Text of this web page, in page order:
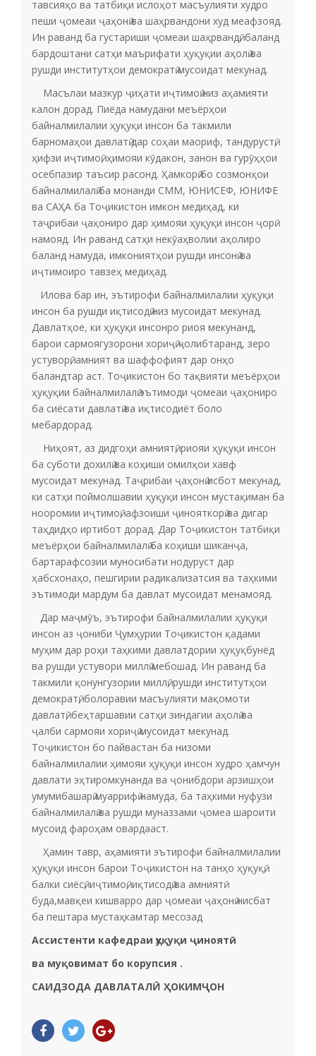
тавсияҳо ва татбиқи ислоҳот масъулияти худро
пеши ҷомеаи ҷаҳонӣ ва шаҳрвандони худ меафзояд.
Ин раванд ба густариши ҷомеаи шаҳрвандӣ, баланд
бардоштани сатҳи маърифати ҳуқуқии аҳолӣ ва
рушди институтҳои демократӣ мусоидат мекунад.
Масълаи мазкур ҷиҳати иҷтимоӣ низ аҳамияти
калон дорад. Пиёда намудани меъёрҳои
байналмилалии ҳуқуқи инсон ба такмили
барномаҳои давлатӣ дар соҳаи маориф, тандурустӣ,
ҳифзи иҷтимоӣ, ҳимояи кӯдакон, занон ва гурӯҳҳои
осебпазир таъсир расонд. Ҳамкорӣ бо созмонҳои
байналмилалӣ ба монанди СММ, ЮНИСЕФ, ЮНИФЕ
ва САҲА ба Тоҷикистон имкон медиҳад, ки
таҷрибаи ҷаҳониро дар ҳимояи ҳуқуқи инсон ҷорӣ
намояд. Ин раванд сатҳи некӯаҳволии аҳолиро
баланд намуда, имкониятҳои рушди инсонӣ ва
иҷтимоиро тавзеҳ медиҳад.
Илова бар ин, эътирофи байналмилалии ҳуқуқи
инсон ба рушди иқтисодӣ низ мусоидат мекунад.
Давлатҳое, ки ҳуқуқи инсонро риоя мекунанд,
барои сармоягузорони хориҷӣ ҷолибтаранд, зеро
устуворӣ, амният ва шаффофият дар онҳо
баландтар аст. Тоҷикистон бо тақвияти меъёрҳои
ҳуқуқии байналмилалӣ эътимоди ҷомеаи ҷаҳониро
ба сиёсати давлатӣ ва иқтисодиёт боло
мебардорад.
Ниҳоят, аз дидгоҳи амниятӣ, риояи ҳуқуқи инсон
ба суботи дохилӣ ва коҳиши омилҳои хавф
мусоидат мекунад. Таҷрибаи ҷаҳонӣ исбот мекунад,
ки сатҳи поймолшавии ҳуқуқи инсон мустақиман ба
нооромии иҷтимоӣ, афзоиши ҷинояткорӣ ва дигар
таҳдидҳо иртибот дорад. Дар Тоҷикистон татбиқи
меъёрҳои байналмилалӣ ба коҳиши шиканҷа,
бартарафсозии муносибати нодуруст дар
ҳабсхонаҳо, пешгирии радикализатсия ва таҳкими
эътимоди мардум ба давлат мусоидат менамояд.
Дар маҷмӯъ, эътирофи байналмилалии ҳуқуқи
инсон аз ҷониби Ҷумҳурии Тоҷикистон қадами
муҳим дар роҳи таҳкими давлатдории ҳуқуқбунёд
ва рушди устувори миллӣ мебошад. Ин раванд ба
такмили қонунгузории миллӣ, рушди институтҳои
демократӣ, болоравии масъулияти мақомоти
давлатӣ, беҳтаршавии сатҳи зиндагии аҳолӣ ва
ҷалби сармояи хориҷӣ мусоидат мекунад.
Тоҷикистон бо пайвастан ба низоми
байналмилалии ҳимояи ҳуқуқи инсон худро ҳамчун
давлати эҳтиромкунанда ва ҷонибдори арзишҳои
умумибашарӣ муаррифӣ намуда, ба таҳкими нуфузи
байналмилалӣ ва рушди муназзами ҷомеа шароити
мусоид фароҳам овардааст.
Ҳамин тавр, аҳамияти эътирофи байналмилалии
ҳуқуқи инсон барои Тоҷикистон на танҳо ҳуқуқӣ,
балки сиёсӣ, иҷтимоӣ, иқтисодӣ ва амниятӣ
буда,мавқеи кишварро дар ҷомеаи ҷаҳонӣ нисбат
ба пештара мустаҳкамтар месозад
Ассистенти кафедраи ҳуқуқи ҷиноятӣ
ва муқовимат бо корупсия .
САИДЗОДА ДАВЛАТАЛӢ ҲОКИМҶОН